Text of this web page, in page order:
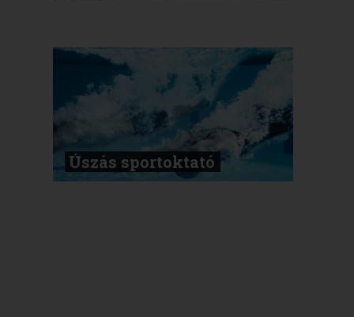
Úszás sportoktató